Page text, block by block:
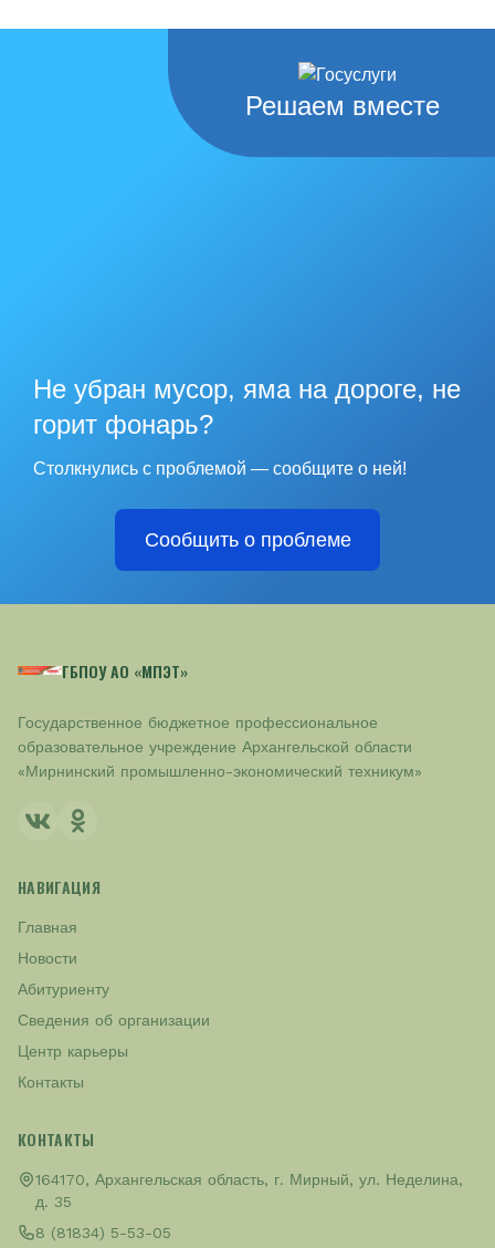
Решаем вместе
Не убран мусор, яма на дороге, не
горит фонарь?
Столкнулись с проблемой — сообщите о ней!
Сообщить о проблеме
ГБПОУ АО «МПЭТ»
Государственное бюджетное профессиональное
образовательное учреждение Архангельской области
«Мирнинский промышленно-экономический техникум»
НАВИГАЦИЯ
Главная
Новости
Абитуриенту
Сведения об организации
Центр карьеры
Контакты
КОНТАКТЫ
164170, Архангельская область, г. Мирный, ул. Неделина,
д. 35
8 (81834) 5-53-05